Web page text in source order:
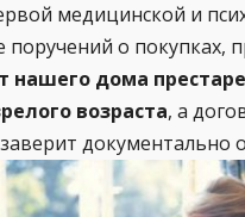
медицинской и
поручений о покупках,
нашего дома
возраста, а
документально